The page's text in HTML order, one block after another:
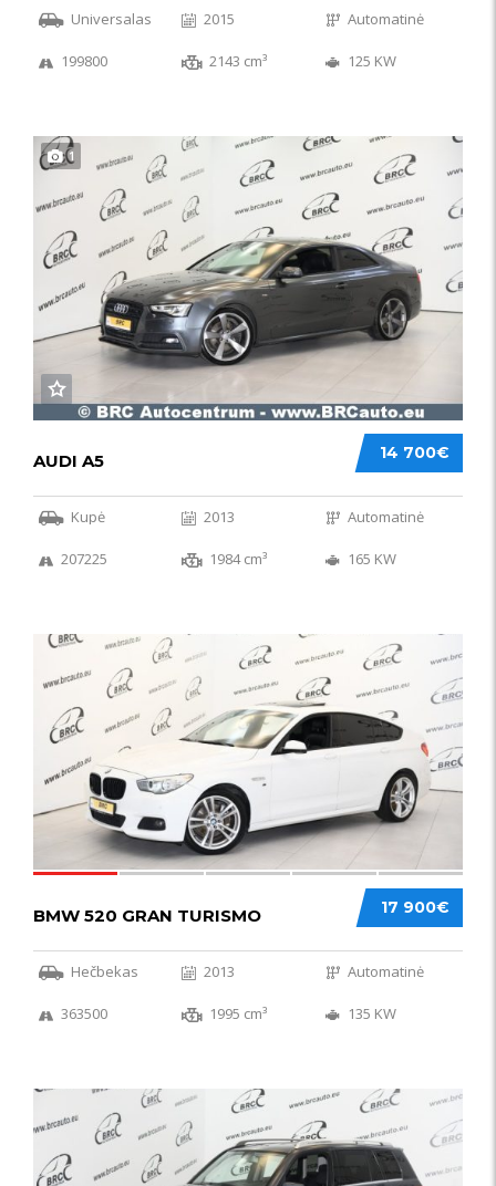
Universalas 2015 Automatinė
199800 2143 cm³ 125 KW
1
14 700€
AUDI A5
Kupė 2013 Automatinė
207225 1984 cm³ 165 KW
17 900€
BMW 520 GRAN TURISMO
Hečbekas 2013 Automatinė
363500 1995 cm³ 135 KW
IŠSKIRTINIS